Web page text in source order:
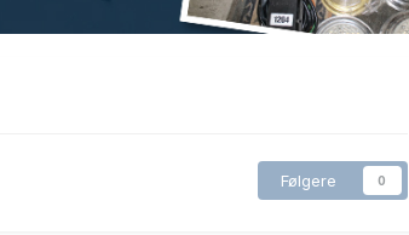
Følgere 0